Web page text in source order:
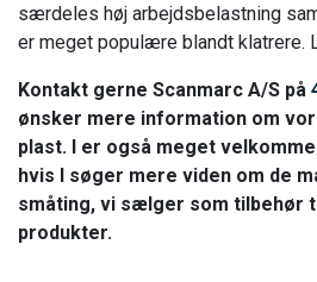
særdeles høj arbejdsbelastning
er meget populære blandt klatrere.
Kontakt gerne Scanmarc A/S på
ønsker mere information om
plast. I er også meget
hvis I søger mere viden om de
småting, vi sælger som tilbehør
produkter.